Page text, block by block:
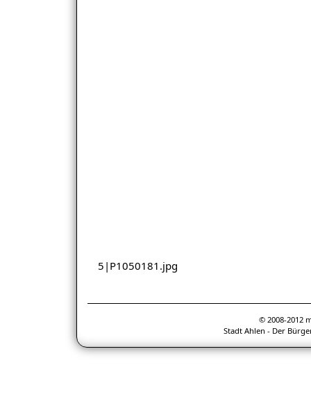
5|P1050181.jpg
© 2008-2012
Stadt Ahlen - Der